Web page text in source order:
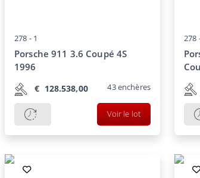
278 - 1
Porsche 911 3.6 Coupé 4S
1996
€ 128.538,00 43enchères
Voir le lot
278